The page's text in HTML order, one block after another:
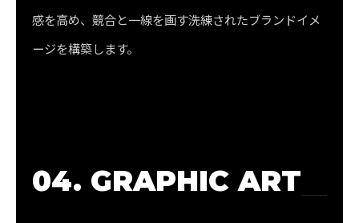
感を高め、競合と一線を画す洗練されたブランドイメ
ージを構築します。
04. GRAPHIC ART